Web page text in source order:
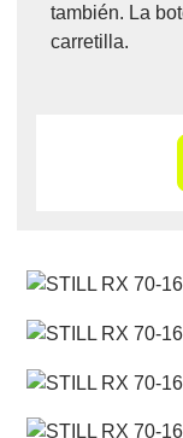
también. La
carretilla.